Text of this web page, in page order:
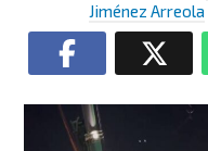
Jiménez Arreola